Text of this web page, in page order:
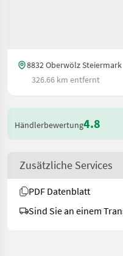
8832 Oberwölz Steiermark
326.66 km entfernt
Händlerbewertung4.8
Zusätzliche Services
PDF Datenblatt
Sind Sie an einem